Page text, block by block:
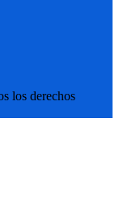
los derechos